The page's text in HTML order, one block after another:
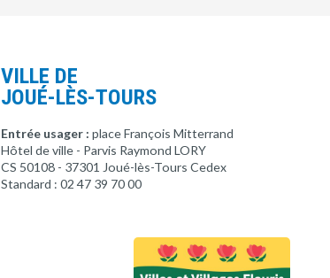
VILLE DE
JOUÉ-LÈS-TOURS
Entrée usager : place François Mitterrand
Hôtel de ville - Parvis Raymond LORY
CS 50108 - 37301 Joué-lès-Tours Cedex
Standard : 02 47 39 70 00